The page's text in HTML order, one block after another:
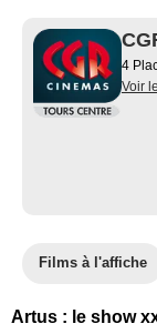
4
Voir
Films à l'affiche
Artus : le show